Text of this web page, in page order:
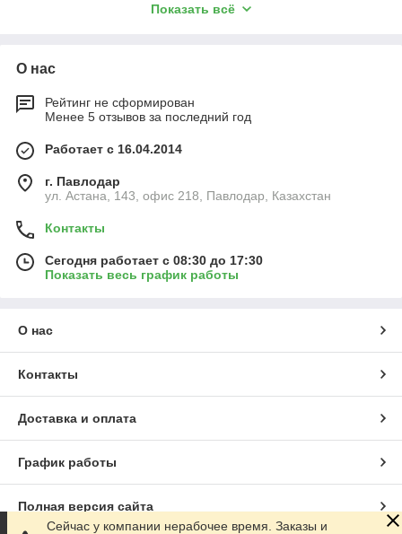
рынке Казахстана.
Профессиональный и ответственный подход к поставленным
задачам, налаженные долгосрочные контакты с
выполнения заявок - все это позволяет компании быть
опыт работы, квалифицированные кадры, наличие складской
базы, отлаженной системой поставок, позволяет нам
осуществлять отгрузку товара в кратчайшие сроки. За
прошедшие годы компанией накоплен богатый опыт работы
с отечественными потребителями технической продукции.
Технические
ткани
Веревочные
шпагаты
Лен
Показать всё
О нас
Рейтинг не сформирован
Менее 5 отзывов за последний год
Работает с 16.04.2014
г. Павлодар
ул. Астана, 143, офис 218, Павлодар, Казахстан
Контакты
Сегодня работает с 08:30 до 17:30
Показать весь график работы
О нас
Контакты
Доставка и оплата
График работы
Полная версия сайта
Сейчас у компании нерабочее время. Заказы и